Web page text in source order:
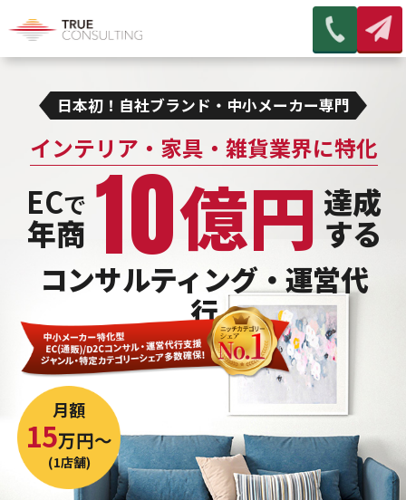
日本初！自社ブランド・中小メーカー専門
インテリア・家具・雑貨業界に特化
ECで
年商 10億円 達成
する
コンサルティング・運営代
行
月額
15万円～
(1店舗)